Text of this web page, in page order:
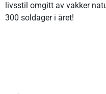
livsstil omgitt av vakker
300 soldager i året!